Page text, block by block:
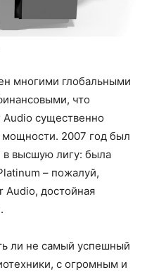
многими глобальными
что
существенно
2007 год был
высшую лигу: была
– пожалуй,
Audio, достойная
ли не самый успешный
с огромным и